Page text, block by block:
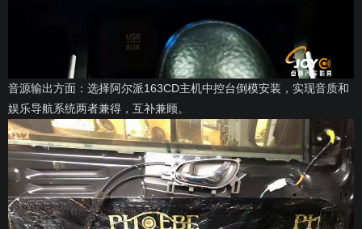
音源输出方面：选择阿尔派163CD主机中控台倒模安装，实现音质和
娱乐导航系统两者兼得，互补兼顾。